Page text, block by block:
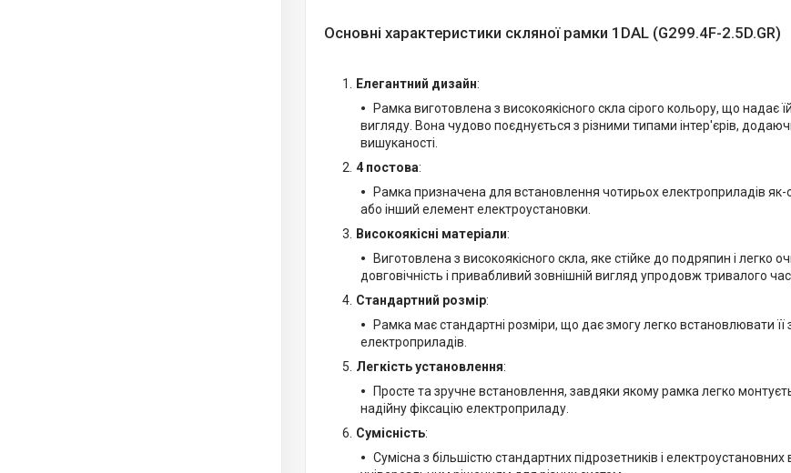
Основні характеристики скляної рамки 1DAL (G299.4F-2.5D.GR)
Елегантний дизайн:
Рамка виготовлена з високоякісного скла сірого кольору, що надає
вигляду. Вона чудово поєднується з різними типами інтер'єрів,
вишуканості.
4 постова:
Рамка призначена для встановлення чотирьох електроприладів
або інший елемент електроустановки.
Високоякісні матеріали:
Виготовлена з високоякісного скла, яке стійке до подряпин і легко
довговічність і привабливий зовнішній вигляд упродовж тривалого
Стандартний розмір:
Рамка має стандартні розміри, що дає змогу легко встановлювати
електроприладів.
Легкість установлення:
Просте та зручне встановлення, завдяки якому рамка легко
надійну фіксацію електроприладу.
Сумісність:
Сумісна з більшістю стандартних підрозетників і електроустановних